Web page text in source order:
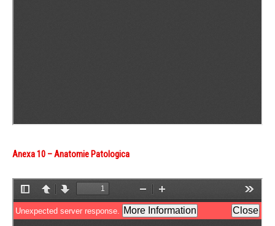
Anexa 10 – Anatomie Patologica